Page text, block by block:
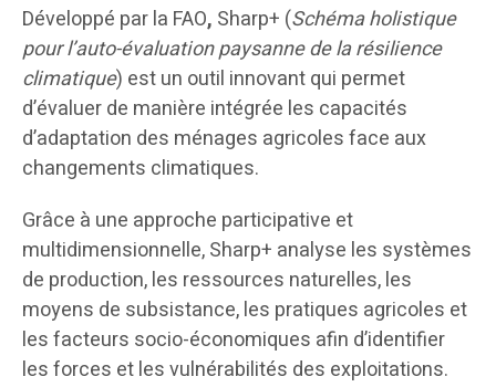
Développé par la FAO, Sharp+ (Schéma holistique
pour l’auto-évaluation paysanne de la résilience
climatique) est un outil innovant qui permet
d’évaluer de manière intégrée les capacités
d’adaptation des ménages agricoles face aux
changements climatiques.
Grâce à une approche participative et
multidimensionnelle, Sharp+ analyse les systèmes
de production, les ressources naturelles, les
moyens de subsistance, les pratiques agricoles et
les facteurs socio-économiques afin d’identifier
les forces et les vulnérabilités des exploitations.